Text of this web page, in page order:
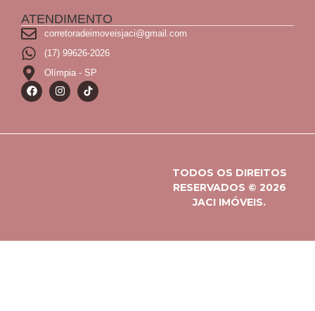
ATENDIMENTO
corretoradeimoveisjaci@gmail.com
(17) 99626-2026
Olímpia - SP
TODOS OS DIREITOS
RESERVADOS © 2026
JACI IMÓVEIS.